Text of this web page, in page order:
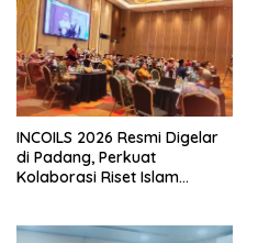
INCOILS 2026 Resmi Digelar
di Padang, Perkuat
Kolaborasi Riset Islam